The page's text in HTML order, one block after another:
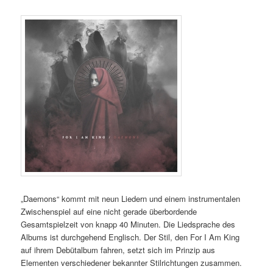
„Daemons“ kommt mit neun Liedern und einem instrumentalen
Zwischenspiel auf eine nicht gerade überbordende
Gesamtspielzeit von knapp 40 Minuten. Die Liedsprache des
Albums ist durchgehend Englisch. Der Stil, den For I Am King
auf ihrem Debütalbum fahren, setzt sich im Prinzip aus
Elementen verschiedener bekannter Stilrichtungen zusammen.